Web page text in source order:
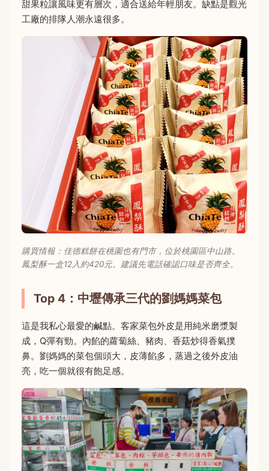
甜果粒讓風味更有層次，適合送給年輕朋友。缺點是觀光
工廠的排隊人潮永遠很多。
購買情報：佳德糕餅在桃園也有門市，位於桃園區中山路。
鳳梨酥一盒12入約420元。建議先電話確認口味是否齊全。
Top 4：中壢傳承三代的劉媽媽菜包
這是我私心最愛的鹹點。客家菜包外皮是用純米磨漿製
成，Q彈有勁。內餡的蘿蔔絲、豬肉、香菇炒得香氣撲
鼻。劉媽媽的菜包個頭大，皮薄餡多，蒸過之後外皮油
亮，吃一個就很有飽足感。